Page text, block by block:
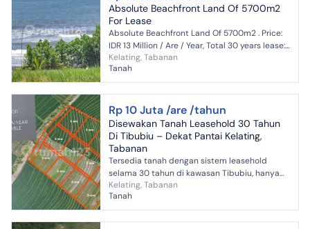
Absolute Beachfront Land Of 5700m2
For Lease
Absolute Beachfront Land Of 5700m2 . Price:
IDR 13 Million / Are / Year, Total 30 years lease:
IDR 22,23 Miliar . Embark on an extraordinary
ventur...
Kelating, Tabanan
Tanah
Rp 10 Juta /are /tahun
Disewakan Tanah Leasehold 30 Tahun
Di Tibubiu – Dekat Pantai Kelating,
Tabanan
Tersedia tanah dengan sistem leasehold
selama 30 tahun di kawasan Tibubiu, hanya
beberapa menit dari Pantai Kelating, Tabanan.
Lokasi berada di zon...
Kelating, Tabanan
Tanah